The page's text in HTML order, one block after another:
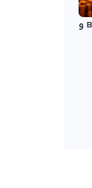
خرید بیت کوین توسط ناکاموتو با تصاحب BTC Inc و